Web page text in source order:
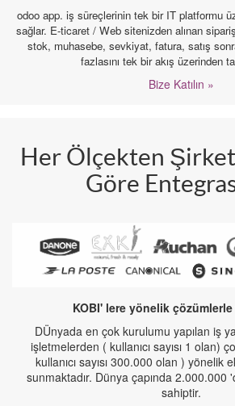
odoo app. iş süreçlerinin tek bir IT platformu
sağlar. E-ticaret / Web sitenizden alınan
stok, muhasebe, sevkiyat, fatura, satış
fazlasını tek bir akış üzerinden
Bize Katılın »
Her Ölçekten
Göre
KOBI' lere yönelik çözümlerle
DÜnyada en çok kurulumu yapılan iş
işletmelerden ( kullanıcı sayısı 1 olan)
kullanıcı sayısı 300.000 olan ) yönelik
sunmaktadır. Dünya çapında 2.000.000
sahiptir.